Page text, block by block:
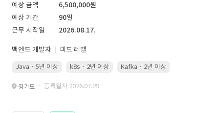
예상 금액
6,500,000원
예상 기간
90일
근무 시작일
2026.08.17.
백엔드 개발자 미드 레벨
Java · 5년 이상 k8s · 2년 이상 Kafka · 2년 이상
경기도 · 등록일자 2026.07.29.